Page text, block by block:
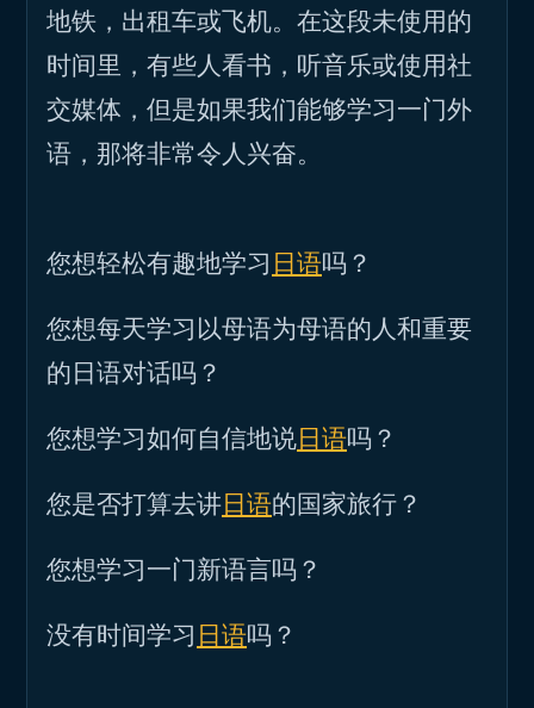
地铁，出租车或飞机。在这段未使用的
时间里，有些人看书，听音乐或使用社
交媒体，但是如果我们能够学习一门外
语，那将非常令人兴奋。
您想轻松有趣地学习 日语吗？
您想每天学习以母语为母语的人和重要
的日语对话吗？
您想学习如何自信地说日语吗？
您是否打算去讲日语的国家旅行？
您想学习一门新语言吗？
没有时间学习 日语吗？